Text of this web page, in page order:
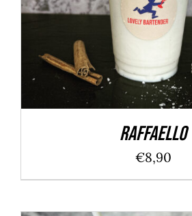
Bewertet
mit5.00von
IN DEN WARENKORB
Raffaello
€8,90